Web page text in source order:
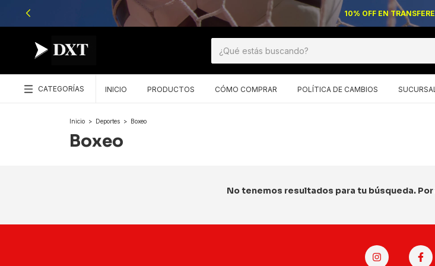
10% OFF EN
CATEGORÍAS INICIO PRODUCTOS CÓMO COMPRAR POLÍTICA DE CAMBIOS
Inicio > Deportes > Boxeo
Boxeo
No tenemos resultados para tu búsqueda.